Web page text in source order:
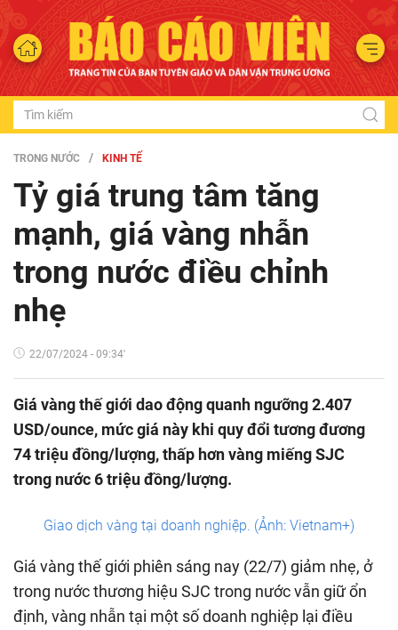
TRONG NƯỚC KINH TẾ
Tỷ giá trung tâm tăng
mạnh, giá vàng nhẫn
trong nước điều chỉnh
nhẹ
22/07/2024 - 09:34'
Giá vàng thế giới dao động quanh ngưỡng 2.407
USD/ounce, mức giá này khi quy đổi tương đương
74 triệu đồng/lượng, thấp hơn vàng miếng SJC
trong nước 6 triệu đồng/lượng.
Giao dịch vàng tại doanh nghiệp. (Ảnh: Vietnam+)
Giá vàng thế giới phiên sáng nay (22/7) giảm nhẹ, ở
trong nước thương hiệu SJC trong nước vẫn giữ ổn
định, vàng nhẫn tại một số doanh nghiệp lại điều